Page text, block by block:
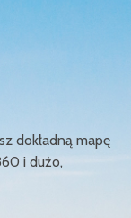
dokładną mapę
i dużo,